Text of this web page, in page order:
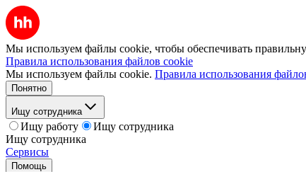
Мы используем файлы cookie, чтобы обеспечивать
Правила использования файлов cookie
Мы используем файлы cookie. Правила использования
Понятно
Ищу сотрудника
Ищу работу
Ищу сотрудника
Ищу сотрудника
Сервисы
Помощь